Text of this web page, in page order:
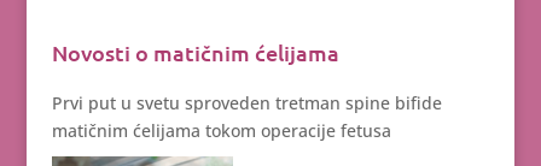
Novosti o matičnim ćelijama
Prvi put u svetu sproveden tretman spine bifide
matičnim ćelijama tokom operacije fetusa